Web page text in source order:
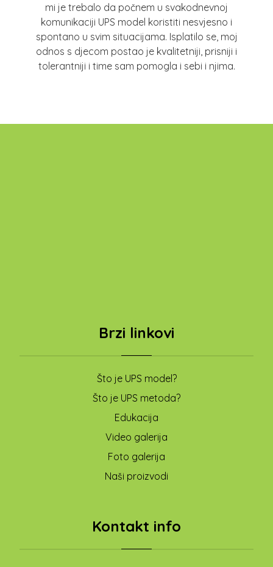
mi je trebalo da počnem u svakodnevnoj
komunikaciji UPS model koristiti nesvjesno i
spontano u svim situacijama. Isplatilo se, moj
odnos s djecom postao je kvalitetniji, prisniji i
tolerantniji i time sam pomogla i sebi i njima.
Brzi linkovi
Što je UPS model?
Što je UPS metoda?
Edukacija
Video galerija
Foto galerija
Naši proizvodi
Kontakt info